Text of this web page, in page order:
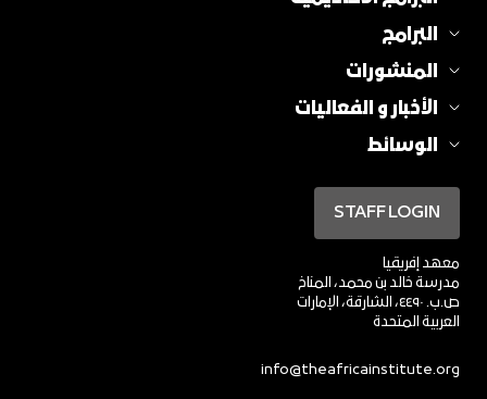
البرامج
المنشورات
الأخبار و الفعاليات
الوسائط
معهد إفريقيا
مدرسة خالد بن محمد، المناخ
ص.ب. ٤٤٩٠، الشارقة، الإمارات
العربية المتحدة
info@theafricainstitute.org
STAFF LOGIN